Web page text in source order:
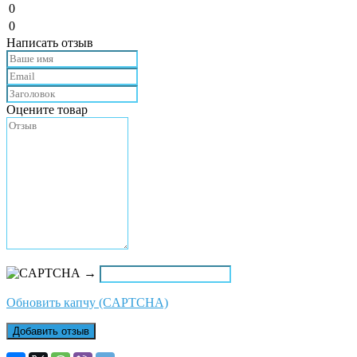
0
0
Написать отзыв
Оцените товар
→
Обновить капчу (CAPTCHA)
Добавить отзыв